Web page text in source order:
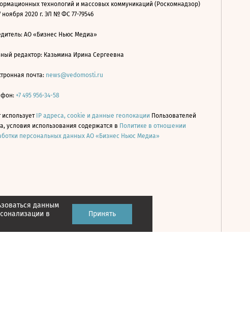
данным
в
Принять
технологий и массовых коммуникаций (Роскомнадзор)
ноября 2020 г. ЭЛ № ФС 77-79546
АО «Бизнес Ньюс Медиа»
редактор: Казьмина Ирина Сергеевна
почта: news@vedomosti.ru
+7 495 956-34-58
использует IP адреса, cookie и данные геолокации Пользователей
условия использования содержатся в Политике в отношении
персональных данных АО «Бизнес Ньюс Медиа»